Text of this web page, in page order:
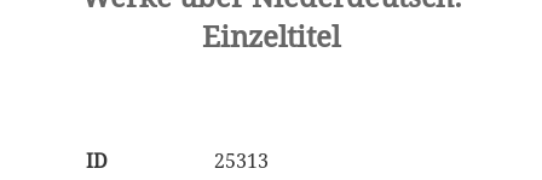
Einzeltitel
ID
25313